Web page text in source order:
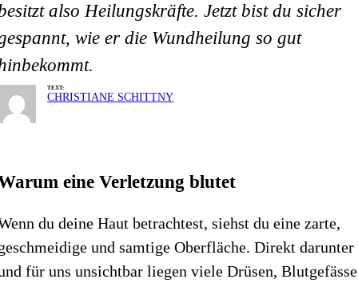
also Heilungskräfte. Jetzt bist du sicher
wie er die Wundheilung so gut
TEXT:
CHRISTIANE SCHITTNY
eine Verletzung blutet
du deine Haut betrachtest, siehst du eine zarte,
und samtige Oberfläche. Direkt darunter
für uns unsichtbar liegen viele Drüsen, Blutgefässe